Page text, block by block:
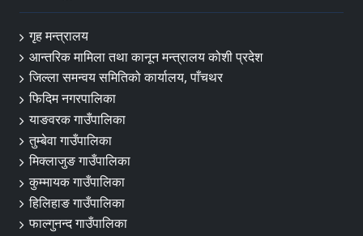
गृह मन्त्रालय
आन्तरिक मामिला तथा कानून मन्त्रालय कोशी प्रदेश
जिल्ला समन्वय समितिको कार्यालय, पाँचथर
फिदिम नगरपालिका
याङवरक गाउँपालिका
तुम्बेवा गाउँपालिका
मिक्लाजुङ गाउँपालिका
कुम्मायक गाउँपालिका
हिलिहाङ गाउँपालिका
फाल्गुनन्द गाउँपालिका